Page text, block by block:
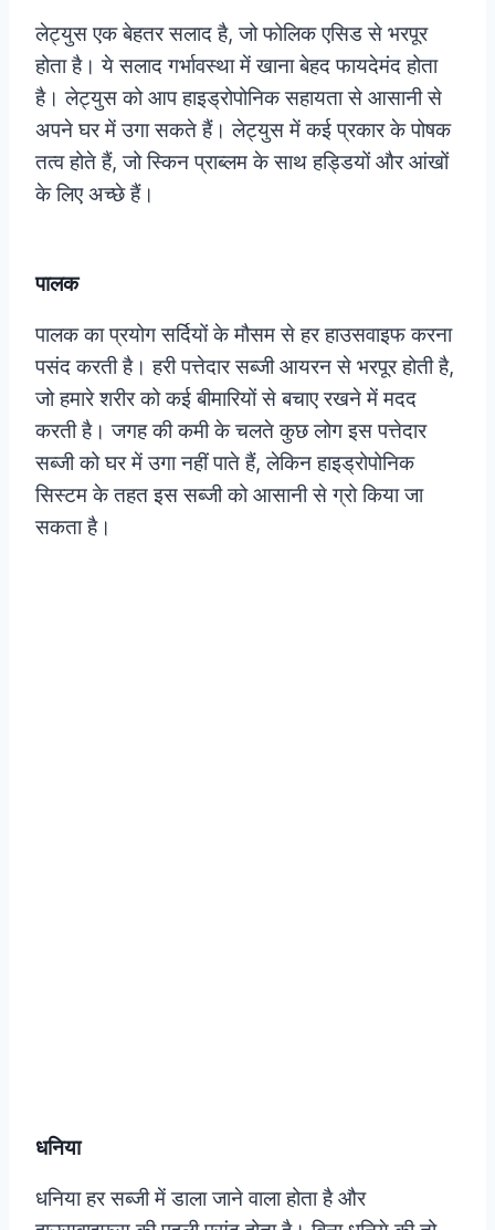
लेट्युस एक बेहतर सलाद है, जो फोलिक एसिड से भरपूर
होता है। ये सलाद गर्भावस्था में खाना बेहद फायदेमंद होता
है। लेट्युस को आप हाइड्रोपोनिक सहायता से आसानी से
अपने घर में उगा सकते हैं। लेट्युस में कई प्रकार के पोषक
तत्व होते हैं, जो स्किन प्राब्लम के साथ हड्डियों और आंखों
के लिए अच्छे हैं।
पालक
पालक का प्रयोग सर्दियों के मौसम से हर हाउसवाइफ करना
पसंद करती है। हरी पत्तेदार सब्जी आयरन से भरपूर होती है,
जो हमारे शरीर को कई बीमारियों से बचाए रखने में मदद
करती है। जगह की कमी के चलते कुछ लोग इस पत्तेदार
सब्जी को घर में उगा नहीं पाते हैं, लेकिन हाइड्रोपोनिक
सिस्टम के तहत इस सब्जी को आसानी से ग्रो किया जा
सकता है।
धनिया
धनिया हर सब्जी में डाला जाने वाला होता है और